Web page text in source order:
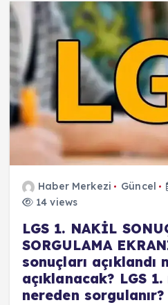
Haber Merkezi Güncel
14 views
LGS 1. NAKİL
SORGULAMA
sonuçları açıklandı
açıklanacak? LGS
nereden sorgulanır?